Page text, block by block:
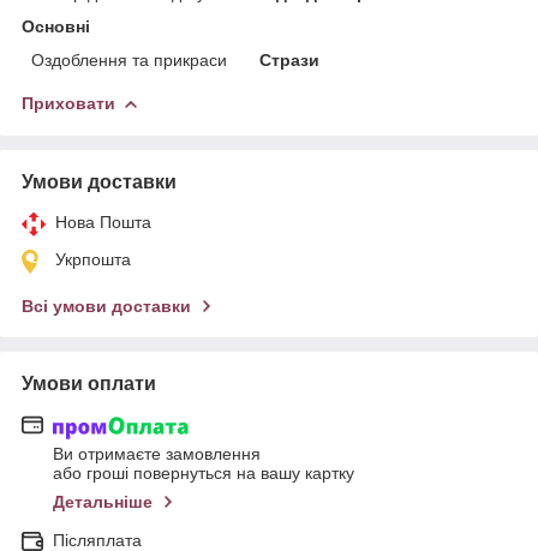
Основні
Оздоблення та прикраси
Стрази
Приховати
Умови доставки
Нова Пошта
Укрпошта
Всі умови доставки
Умови оплати
Ви отримаєте замовлення
або гроші повернуться на вашу картку
Детальніше
Післяплата